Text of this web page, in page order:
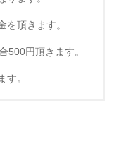
を頂きます。
500円頂きます。
す。